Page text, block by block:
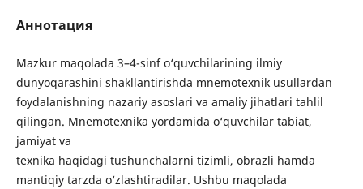
Аннотация
Mazkur maqolada 3–4-sinf o‘quvchilarining ilmiy
dunyoqarashini shakllantirishda mnemotexnik usullardan
foydalanishning nazariy asoslari va amaliy jihatlari tahlil
qilingan. Mnemotexnika yordamida o‘quvchilar tabiat,
jamiyat va
texnika haqidagi tushunchalarni tizimli, obrazli hamda
mantiqiy tarzda o‘zlashtiradilar. Ushbu maqolada